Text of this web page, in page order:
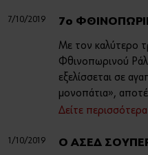
7/10/2019 7ο
Με τον καλύτερο
Φθινοπωρινού
εξελίσσεται σε
μονοπάτια»,
Δείτε περισσότερα
1/10/2019
Ο ΑΣΕΔ